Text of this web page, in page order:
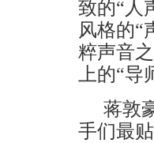
致的“人
风格的“
粹声音
上的“导
蒋敦
手们最